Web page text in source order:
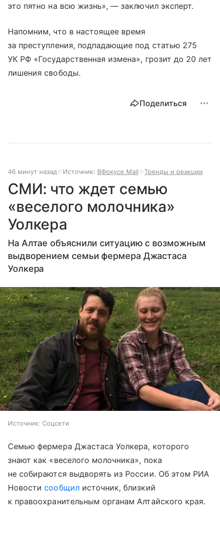
это пятно на всю жизнь», — заключил эксперт.
Напомним, что в настоящее время
за преступления, подпадающие под статью 275
УК РФ «Государственная измена», грозит до 20 лет
лишения свободы.
Поделиться
46 минут назад Источник: ВФокусе Mail Тренды и реакции
СМИ: что ждет семью
«веселого молочника»
Уолкера
На Алтае объяснили ситуацию с возможным
выдворением семьи фермера Джастаса
Уолкера
Источник: Соцсети
Семью фермера Джастаса Уолкера, которого
знают как «веселого молочника», пока
не собираются выдворять из России. Об этом РИА
Новостисообщилисточник, близкий
к правоохранительным органам Алтайского края.